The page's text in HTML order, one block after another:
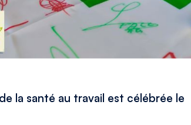
la santé au travail est célébrée le